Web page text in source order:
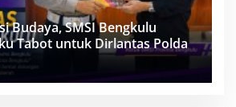
Budaya, SMSI Bengkulu
Tabot untuk Dirlantas Polda